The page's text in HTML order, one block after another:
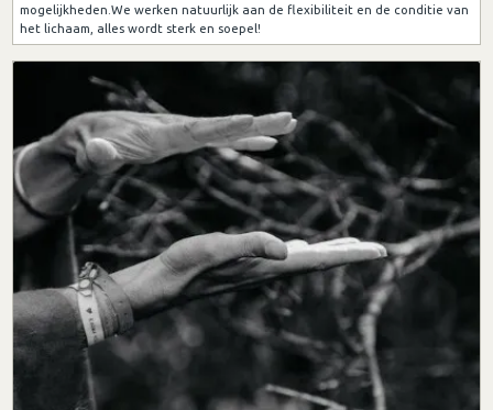
mogelijkheden.We werken natuurlijk aan de flexibiliteit en de conditie van
het lichaam, alles wordt sterk en soepel!